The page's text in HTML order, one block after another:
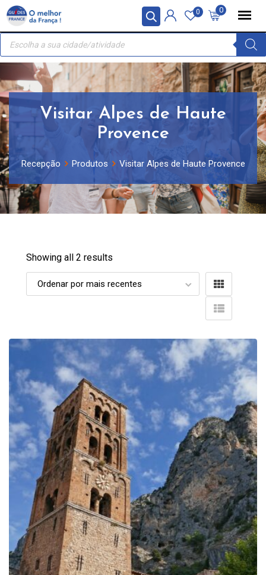
Painel de Gerenciamento de Cookies
Skip
content
0
0
Recherche
produits
Visitar Alpes de Haute
Provence
Recepção Produtos Visitar Alpes de Haute Provence
Showing all 2 results